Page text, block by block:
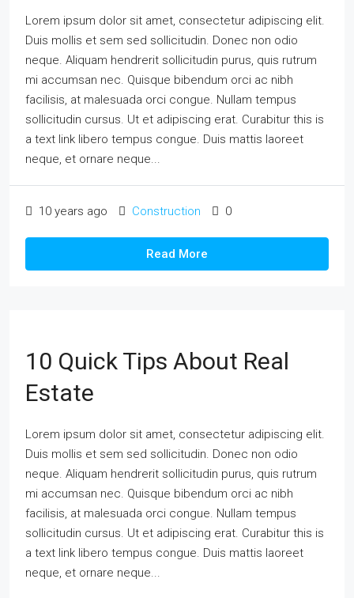
Lorem ipsum dolor sit amet, consectetur adipiscing elit.
Duis mollis et sem sed sollicitudin. Donec non odio
neque. Aliquam hendrerit sollicitudin purus, quis rutrum
mi accumsan nec. Quisque bibendum orci ac nibh
facilisis, at malesuada orci congue. Nullam tempus
sollicitudin cursus. Ut et adipiscing erat. Curabitur this is
a text link libero tempus congue. Duis mattis laoreet
neque, et ornare neque...
10 years ago Construction 0
Read More
10 Quick Tips About Real
Estate
Lorem ipsum dolor sit amet, consectetur adipiscing elit.
Duis mollis et sem sed sollicitudin. Donec non odio
neque. Aliquam hendrerit sollicitudin purus, quis rutrum
mi accumsan nec. Quisque bibendum orci ac nibh
facilisis, at malesuada orci congue. Nullam tempus
sollicitudin cursus. Ut et adipiscing erat. Curabitur this is
a text link libero tempus congue. Duis mattis laoreet
neque, et ornare neque...